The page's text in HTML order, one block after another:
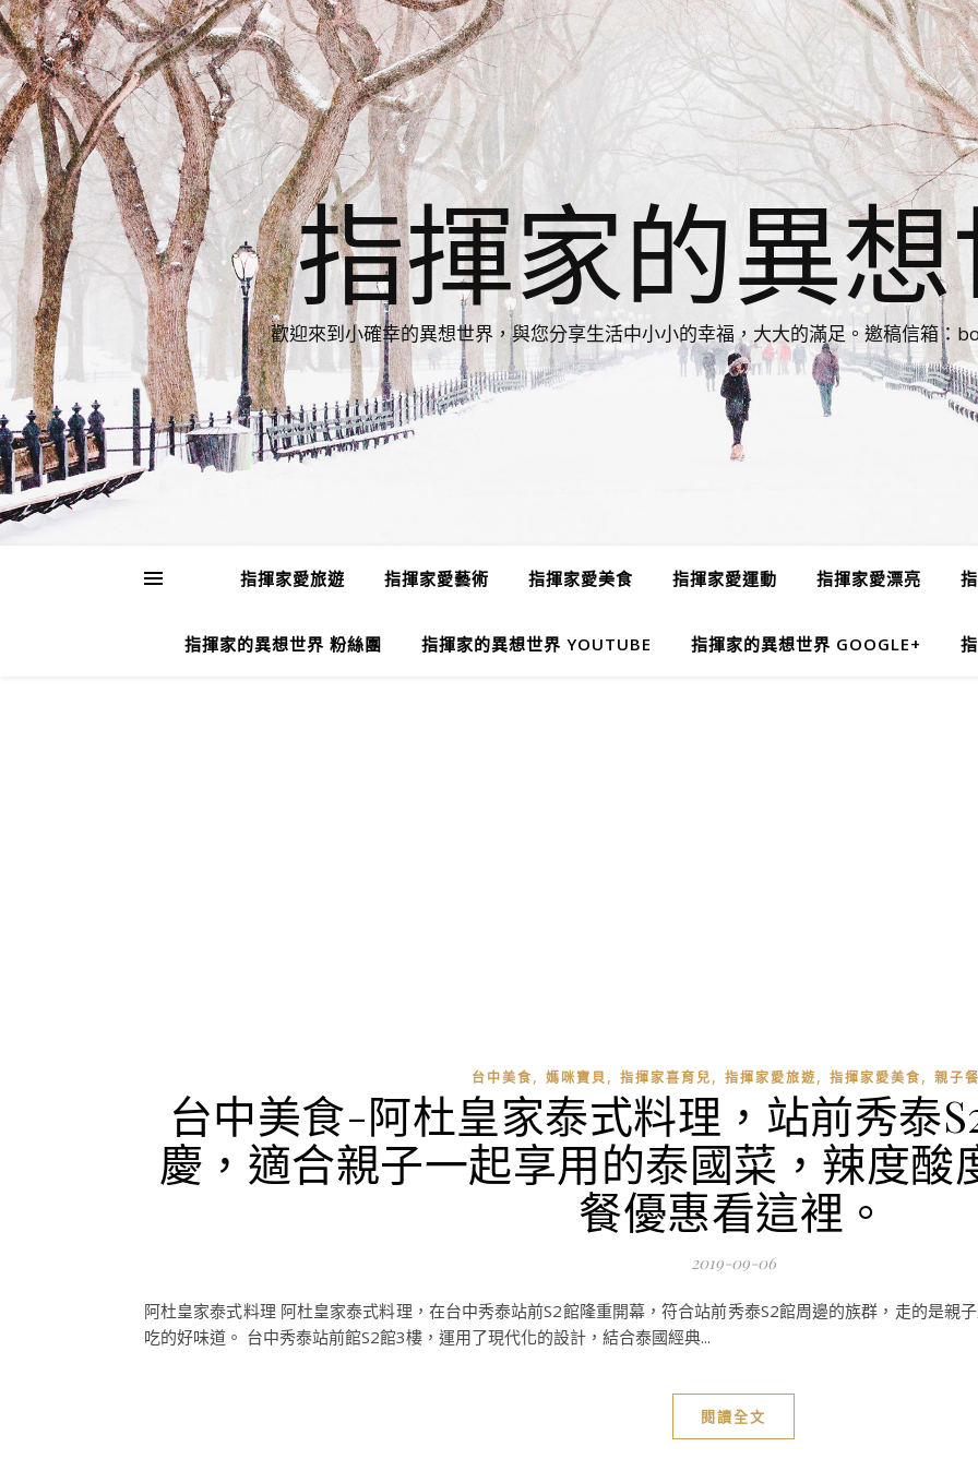
指揮家的異
歡迎來到小確幸的異想世界，與您分享生活中小小的幸福，大大的滿足。邀稿信箱：
指揮家愛旅遊 指揮家愛藝術 指揮家愛美食 指揮家愛運動 指揮家愛漂亮
指揮家的異想世界 粉絲團 指揮家的異想世界 YOUTUBE 指揮家的異想世界 GOOGLE+
台中美食, 媽咪寶貝, 指揮家喜育兒, 指揮家愛旅遊, 指揮家愛美食, 親子
台中美食-阿杜皇家泰式料理，站前秀泰
慶，適合親子一起享用的泰國菜，辣度酸
餐優惠看這裡。
2019-09-06
阿杜皇家泰式料理 阿杜皇家泰式料理，在台中秀泰站前S2館隆重開幕，符合站前秀泰S2館周邊的族群，走的是親
吃的好味道。 台中秀泰站前館S2館3樓，運用了現代化的設計，結合泰國經典...
閱讀全文